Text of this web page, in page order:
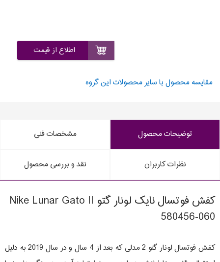
اطلاع از قیمت
مقایسه محصول با سایر محصولات این گروه
توضیحات محصول مشخصات فنی
نظرات کاربران نقد و بررسی محصول
کفش فوتسال نایک لونار گتو Nike Lunar Gato II
580456-060
کفش فوتسال لونار گتو 2 مدلی که بعد از 4 سال و در سال 2019 به دلیل